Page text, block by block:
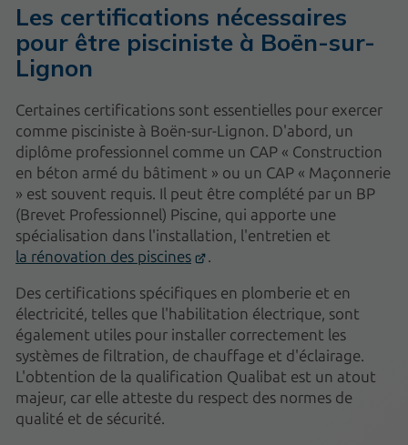
Les certifications nécessaires
pour être pisciniste à Boën-sur-
Lignon
Certaines certifications sont essentielles pour exercer
comme pisciniste à Boën-sur-Lignon. D'abord, un
diplôme professionnel comme un CAP « Construction
en béton armé du bâtiment » ou un CAP « Maçonnerie
» est souvent requis. Il peut être complété par un BP
(Brevet Professionnel) Piscine, qui apporte une
spécialisation dans l'installation, l'entretien et
la rénovation des piscines
.
Des certifications spécifiques en plomberie et en
électricité, telles que l'habilitation électrique, sont
également utiles pour installer correctement les
systèmes de filtration, de chauffage et d'éclairage.
L'obtention de la qualification Qualibat est un atout
majeur, car elle atteste du respect des normes de
qualité et de sécurité.